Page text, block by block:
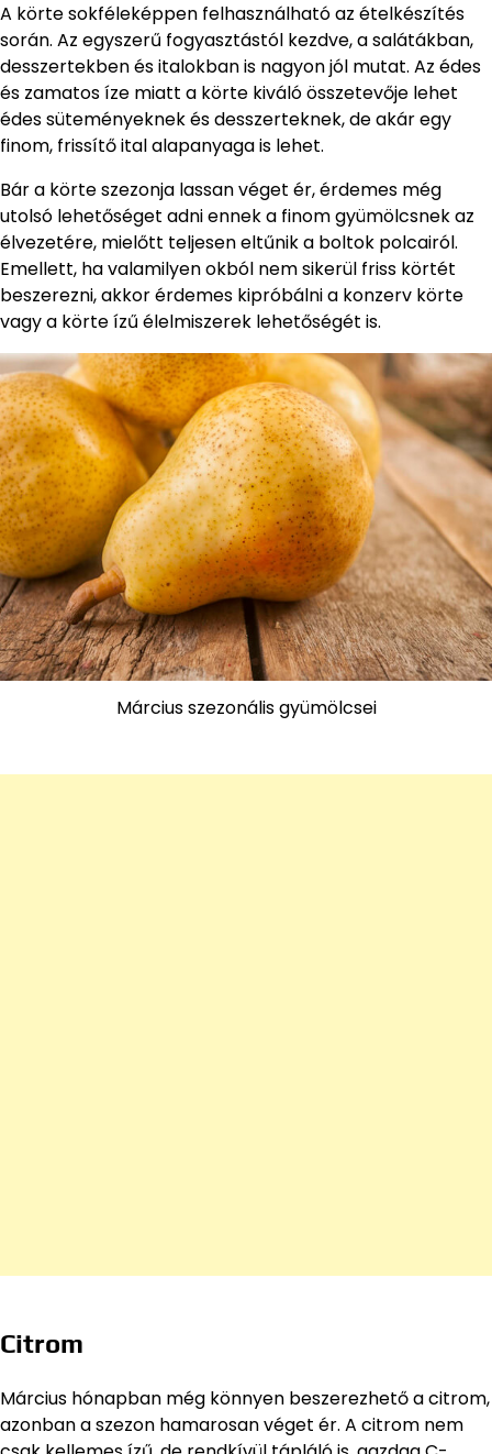
A körte sokféleképpen felhasználható az ételkészítés
során. Az egyszerű fogyasztástól kezdve, a salátákban,
desszertekben és italokban is nagyon jól mutat. Az édes
és zamatos íze miatt a körte kiváló összetevője lehet
édes süteményeknek és desszerteknek, de akár egy
finom, frissítő ital alapanyaga is lehet.
Bár a körte szezonja lassan véget ér, érdemes még
utolsó lehetőséget adni ennek a finom gyümölcsnek az
élvezetére, mielőtt teljesen eltűnik a boltok polcairól.
Emellett, ha valamilyen okból nem sikerül friss körtét
beszerezni, akkor érdemes kipróbálni a konzerv körte
vagy a körte ízű élelmiszerek lehetőségét is.
Március szezonális gyümölcsei
Citrom
Március hónapban még könnyen beszerezhető a citrom,
azonban a szezon hamarosan véget ér. A citrom nem